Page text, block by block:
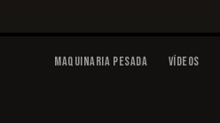
Maquinaria Pesada Vídeos